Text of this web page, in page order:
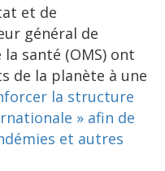
et de
général de
santé (OMS) ont
de la planète à une
la structure
» afin de
et autres